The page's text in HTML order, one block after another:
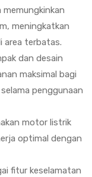
memungkinkan
meningkatkan
area terbatas.
dan desain
maksimal bagi
penggunaan
motor listrik
optimal dengan
fitur keselamatan